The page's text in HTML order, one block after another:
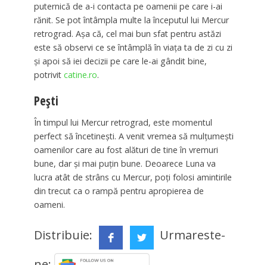
puternică de a-i contacta pe oamenii pe care i-ai
rănit. Se pot întâmpla multe la începutul lui Mercur
retrograd. Așa că, cel mai bun sfat pentru astăzi
este să observi ce se întâmplă în viața ta de zi cu zi
și apoi să iei decizii pe care le-ai gândit bine,
potrivit catine.ro.
Pești
În timpul lui Mercur retrograd, este momentul
perfect să încetinești. A venit vremea să mulțumești
oamenilor care au fost alături de tine în vremuri
bune, dar și mai puțin bune. Deoarece Luna va
lucra atât de strâns cu Mercur, poți folosi amintirile
din trecut ca o rampă pentru apropierea de
oameni.
Distribuie:
Urmareste-